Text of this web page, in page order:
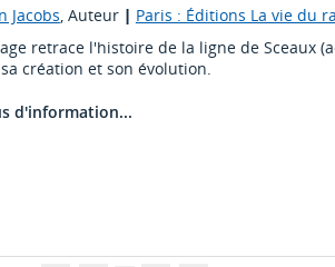
Jacobs, Auteur | Paris : Éditions La vie du
retrace l'histoire de la ligne de Sceaux
sa création et son évolution.
d'information...